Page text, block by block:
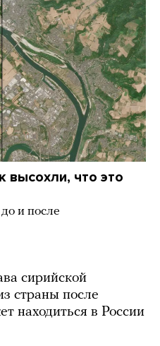
высохли, что это
и после
сирийской
страны после
находиться в России